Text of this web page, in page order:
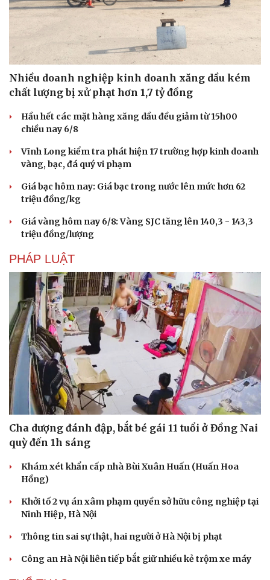
Văn hóa
Sân khấu - Điện ảnh
Âm nhạc
Di sản
Giải trí
Nhiều doanh nghiệp kinh doanh xăng dầu kém
chất lượng bị xử phạt hơn 1,7 tỷ đồng
Hầu hết các mặt hàng xăng dầu đều giảm từ 15h00
chiều nay 6/8
Vĩnh Long kiểm tra phát hiện 17 trường hợp kinh doanh
vàng, bạc, đá quý vi phạm
Giá bạc hôm nay: Giá bạc trong nước lên mức hơn 62
triệu đồng/kg
Giá vàng hôm nay 6/8: Vàng SJC tăng lên 140,3 - 143,3
triệu đồng/lượng
PHÁP LUẬT
Cha dượng đánh đập, bắt bé gái 11 tuổi ở Đồng Nai
quỳ đến 1h sáng
Khám xét khẩn cấp nhà Bùi Xuân Huấn (Huấn Hoa
Hồng)
Khởi tố 2 vụ án xâm phạm quyền sở hữu công nghiệp tại
Ninh Hiệp, Hà Nội
Thông tin sai sự thật, hai người ở Hà Nội bị phạt
Công an Hà Nội liên tiếp bắt giữ nhiều kẻ trộm xe máy